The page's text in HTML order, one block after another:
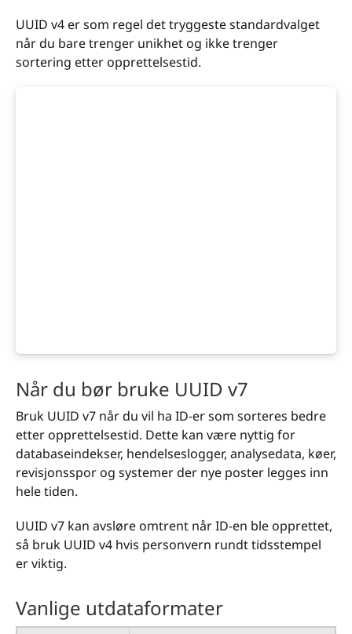
UUID v4 er som regel det tryggeste standardvalget
når du bare trenger unikhet og ikke trenger
sortering etter opprettelsestid.
Når du bør bruke UUID v7
Bruk UUID v7 når du vil ha ID-er som sorteres bedre
etter opprettelsestid. Dette kan være nyttig for
databaseindekser, hendelseslogger, analysedata, køer,
revisjonsspor og systemer der nye poster legges inn
hele tiden.
UUID v7 kan avsløre omtrent når ID-en ble opprettet,
så bruk UUID v4 hvis personvern rundt tidsstempel
er viktig.
Vanlige utdataformater